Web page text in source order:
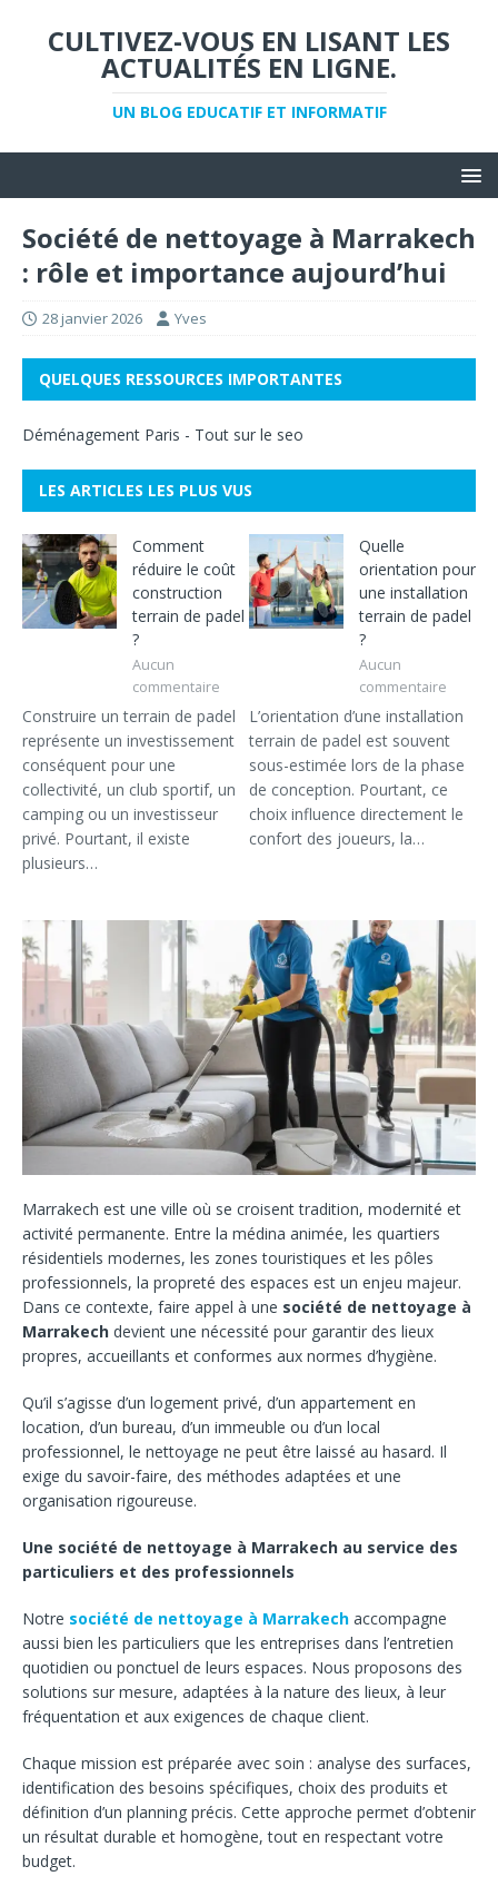
CULTIVEZ-VOUS EN LISANT LES
ACTUALITÉS EN LIGNE.
UN BLOG EDUCATIF ET INFORMATIF
Société de nettoyage à Marrakech
: rôle et importance aujourd’hui
28 janvier 2026 Yves
QUELQUES RESSOURCES IMPORTANTES
Déménagement Paris - Tout sur le seo
LES ARTICLES LES PLUS VUS
Comment
réduire le coût
construction
terrain de padel
?
Aucun
commentaire
Construire un terrain de padel
représente un investissement
conséquent pour une
collectivité, un club sportif, un
camping ou un investisseur
privé. Pourtant, il existe
plusieurs…
Quelle
orientation pour
une installation
terrain de padel
?
Aucun
commentaire
L’orientation d’une installation
terrain de padel est souvent
sous-estimée lors de la phase
de conception. Pourtant, ce
choix influence directement le
confort des joueurs, la…
Marrakech est une ville où se croisent tradition, modernité et
activité permanente. Entre la médina animée, les quartiers
résidentiels modernes, les zones touristiques et les pôles
professionnels, la propreté des espaces est un enjeu majeur.
Dans ce contexte, faire appel à une société de nettoyage à
Marrakech devient une nécessité pour garantir des lieux
propres, accueillants et conformes aux normes d’hygiène.
Qu’il s’agisse d’un logement privé, d’un appartement en
location, d’un bureau, d’un immeuble ou d’un local
professionnel, le nettoyage ne peut être laissé au hasard. Il
exige du savoir-faire, des méthodes adaptées et une
organisation rigoureuse.
Une société de nettoyage à Marrakech au service des
particuliers et des professionnels
Notre société de nettoyage à Marrakech accompagne
aussi bien les particuliers que les entreprises dans l’entretien
quotidien ou ponctuel de leurs espaces. Nous proposons des
solutions sur mesure, adaptées à la nature des lieux, à leur
fréquentation et aux exigences de chaque client.
Chaque mission est préparée avec soin : analyse des surfaces,
identification des besoins spécifiques, choix des produits et
définition d’un planning précis. Cette approche permet d’obtenir
un résultat durable et homogène, tout en respectant votre
budget.